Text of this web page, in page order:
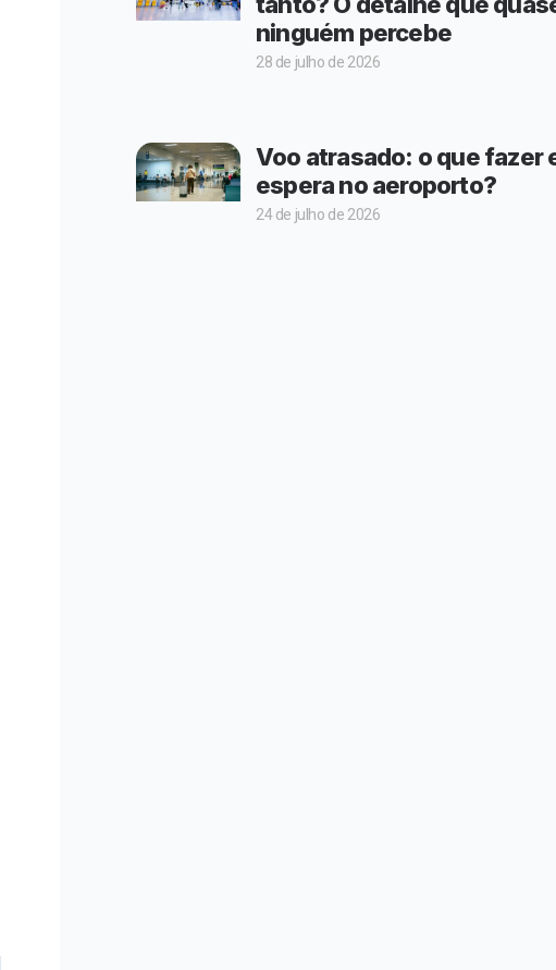
ninguém percebe
28 de julho de 2026
Voo atrasado: o que fazer
espera no aeroporto?
24 de julho de 2026